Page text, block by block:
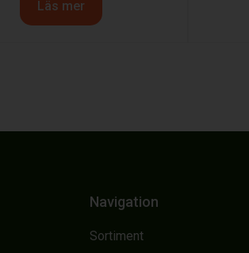
Läs mer
Navigation
Sortiment